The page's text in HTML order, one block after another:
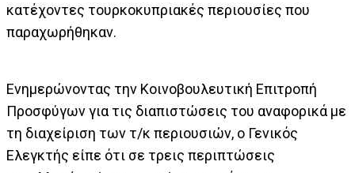
κατέχοντες τουρκοκυπριακές περιουσίες που
παραχωρήθηκαν.
Ενημερώνοντας την Κοινοβουλευτική Επιτροπή
Προσφύγων για τις διαπιστώσεις του αναφορικά με
τη διαχείριση των τ/κ περιουσιών, ο Γενικός
Ελεγκτής είπε ότι σε τρεις περιπτώσεις